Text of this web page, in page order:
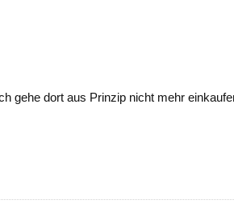
gehe dort aus Prinzip nicht mehr